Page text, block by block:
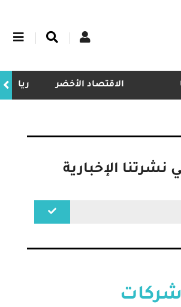
الاقتصاد الأخضر ريادة
الإخبارية
شركات